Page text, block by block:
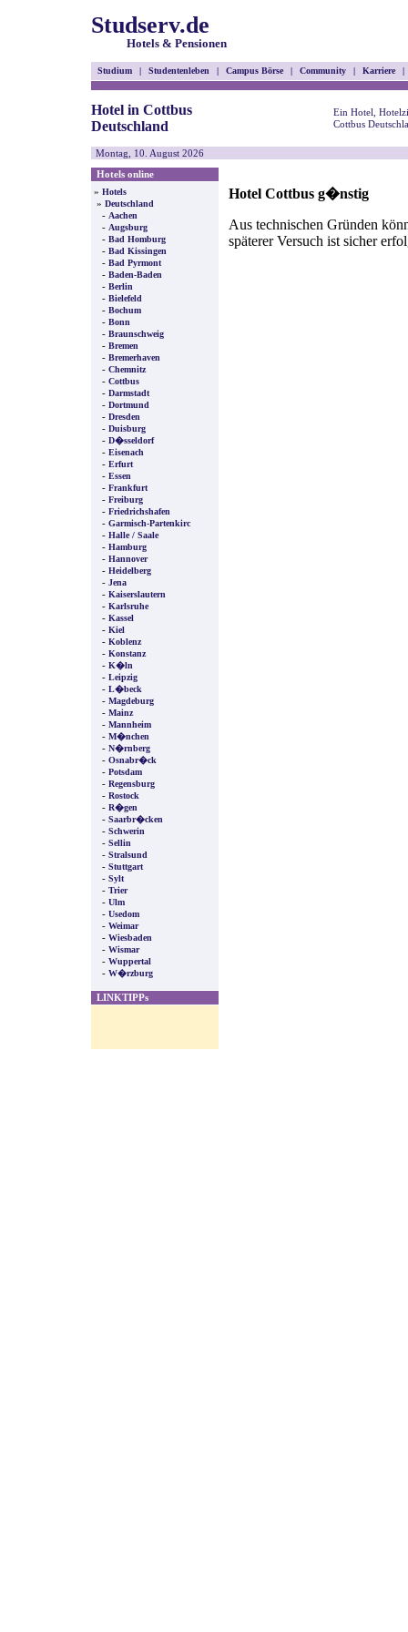
Studserv.de
Hotels & Pensionen
Studium | Studentenleben | Campus Börse | Community | Karriere |
Hotel in Cottbus
Deutschland
Ein Hotel,
Cottbus
Montag, 10. August 2026
Hotels online
» Hotels
» Deutschland
- Aachen
- Augsburg
- Bad Homburg
- Bad Kissingen
- Bad Pyrmont
- Baden-Baden
- Berlin
- Bielefeld
- Bochum
- Bonn
- Braunschweig
- Bremen
- Bremerhaven
- Chemnitz
- Cottbus
- Darmstadt
- Dortmund
- Dresden
- Duisburg
- D�sseldorf
- Eisenach
- Erfurt
- Essen
- Frankfurt
- Freiburg
- Friedrichshafen
- Garmisch-Partenkirc
- Halle / Saale
- Hamburg
- Hannover
- Heidelberg
- Jena
- Kaiserslautern
- Karlsruhe
- Kassel
- Kiel
- Koblenz
- Konstanz
- K�ln
- Leipzig
- L�beck
- Magdeburg
- Mainz
- Mannheim
- M�nchen
- N�rnberg
- Osnabr�ck
- Potsdam
- Regensburg
- Rostock
- R�gen
- Saarbr�cken
- Schwerin
- Sellin
- Stralsund
- Stuttgart
- Sylt
- Trier
- Ulm
- Usedom
- Weimar
- Wiesbaden
- Wismar
- Wuppertal
- W�rzburg
LINKTIPPs
Hotel Cottbus g�nstig
Aus technischen Gründen
späterer Versuch ist sicher